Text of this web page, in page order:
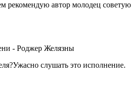
рекомендую автор молодец советую
- Роджер Желязны
слушать это исполнение.